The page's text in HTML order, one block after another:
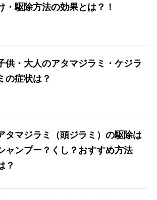
・駆除方法の効果とは？！
供・大人のアタマジラミ・ケジラ
の症状は？
タマジラミ（頭ジラミ）の駆除は
ャンプー？くし？おすすめ方法
？